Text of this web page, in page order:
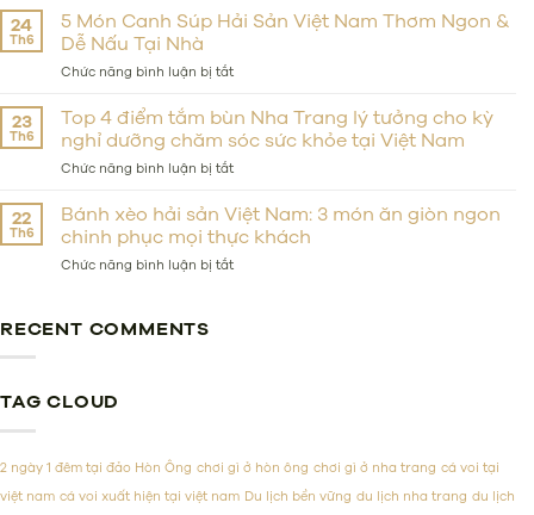
Near
the
on
or
in
Luxury?
12
Món
Sản
Phải
Thử
&
Hàng
Hải
Sản
24
Th6
5 Món Canh Súp Hải Sản Việt Nam Thơm Ngon &
Dễ Nấu Tại Nhà
Chức năng bình luận bị tắtở
Món
Canh
Súp
Hải
Nam
Thơm
Ngon
23
Th6
Top 4 điểm tắm bùn Nha Trang lý tưởng cho kỳ
nghỉ dưỡng chăm sóc sức khỏe tại Việt Nam
Chức năng bình luận bị tắtở
4
điểm
tắm
bùn
sức
khỏe
22
Th6
Bánh xèo hải sản Việt Nam: 3 món ăn giòn ngon
chinh phục mọi thực khách
Chức năng bình luận bị tắtở
ngon
chinh
RECENT COMMENTS
TAG CLOUD
2 ngày 1 đêm tại đảo Hòn Ông chơi gì ở hòn ông chơi gì ở nha trang cá voi tại
việt nam cá voi xuất hiện tại việt nam Du lịch bền vững du lịch nha trang du lịch